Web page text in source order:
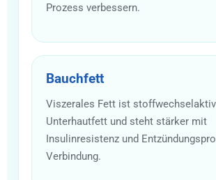
Prozess verbessern.
Bauchfett
Viszerales Fett ist
Unterhautfett und steht stärker mit
Insulinresistenz und
Verbindung.